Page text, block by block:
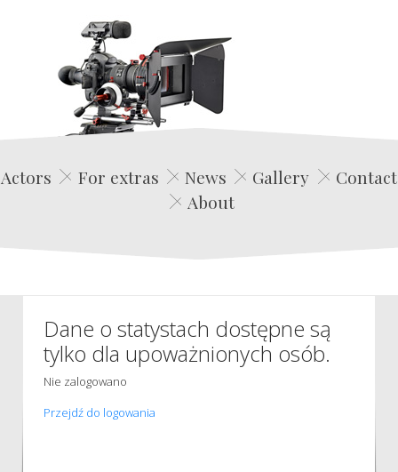
Edwin Film Agencja Aktorska
Actors For extras News Gallery
Contact
About
Dane o statystach dostępne są
tylko dla upoważnionych osób.
Nie zalogowano
Przejdź do logowania